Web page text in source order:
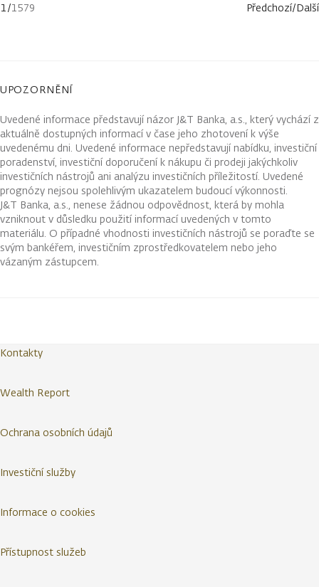
1/1579 Předchozí/Další
UPOZORNĚNÍ
Uvedené informace představují názor J&T Banka, a.s., který vychází z
aktuálně dostupných informací v čase jeho zhotovení k výše
uvedenému dni. Uvedené informace nepředstavují nabídku, investiční
poradenství, investiční doporučení k nákupu či prodeji jakýchkoliv
investičních nástrojů ani analýzu investičních příležitostí. Uvedené
prognózy nejsou spolehlivým ukazatelem budoucí výkonnosti.
J&T Banka, a.s., nenese žádnou odpovědnost, která by mohla
vzniknout v důsledku použití informací uvedených v tomto
materiálu. O případné vhodnosti investičních nástrojů se poraďte se
svým bankéřem, investičním zprostředkovatelem nebo jeho
vázaným zástupcem.
Kontakty
Wealth Report
Ochrana osobních údajů
Investiční služby
Informace o cookies
Přístupnost služeb